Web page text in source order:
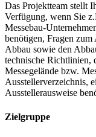
Das Projektteam stellt
Verfügung, wenn Sie
Messebau-
benötigen, Fragen
Abbau sowie den
technische Richtlinien,
Messegelände bzw.
Ausstellerverzeichnis,
Ausstellerausweise
Zielgruppe